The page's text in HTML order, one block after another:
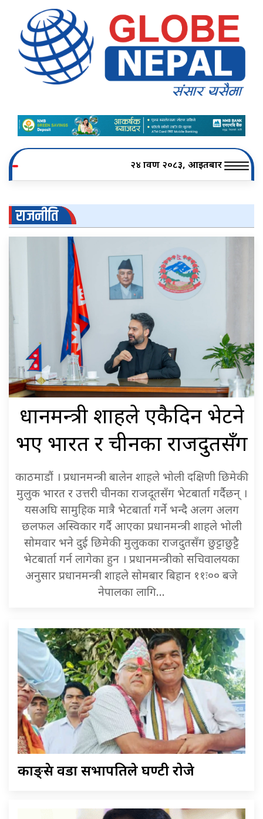
२४ श्रावण २०८३, आइतबार
राजनीति
प्रधानमन्त्री शाहले एकैदिन भेटने
भए भारत र चीनका राजदुतसँग
काठमाडौं । प्रधानमन्त्री बालेन शाहले भोली दक्षिणी छिमेकी
मुलुक भारत र उत्तरी चीनका राजदूतसँग भेटबार्ता गर्दैछन् ।
यसअघि सामुहिक मात्रै भेटबार्ता गर्ने भन्दै अलग अलग
छलफल अस्विकार गर्दै आएका प्रधानमन्त्री शाहले भोली
सोमवार भने दुई छिमेकी मुलुकका राजदुतसँग छुट्टाछुट्टै
भेटबार्ता गर्न लागेका हुन । प्रधानमन्त्रीको सचिवालयका
अनुसार प्रधानमन्त्री शाहले सोमबार बिहान ११ः०० बजे
नेपालका लागि…
काङ्ग्रेस वडा सभापतिले घण्टी रोजे